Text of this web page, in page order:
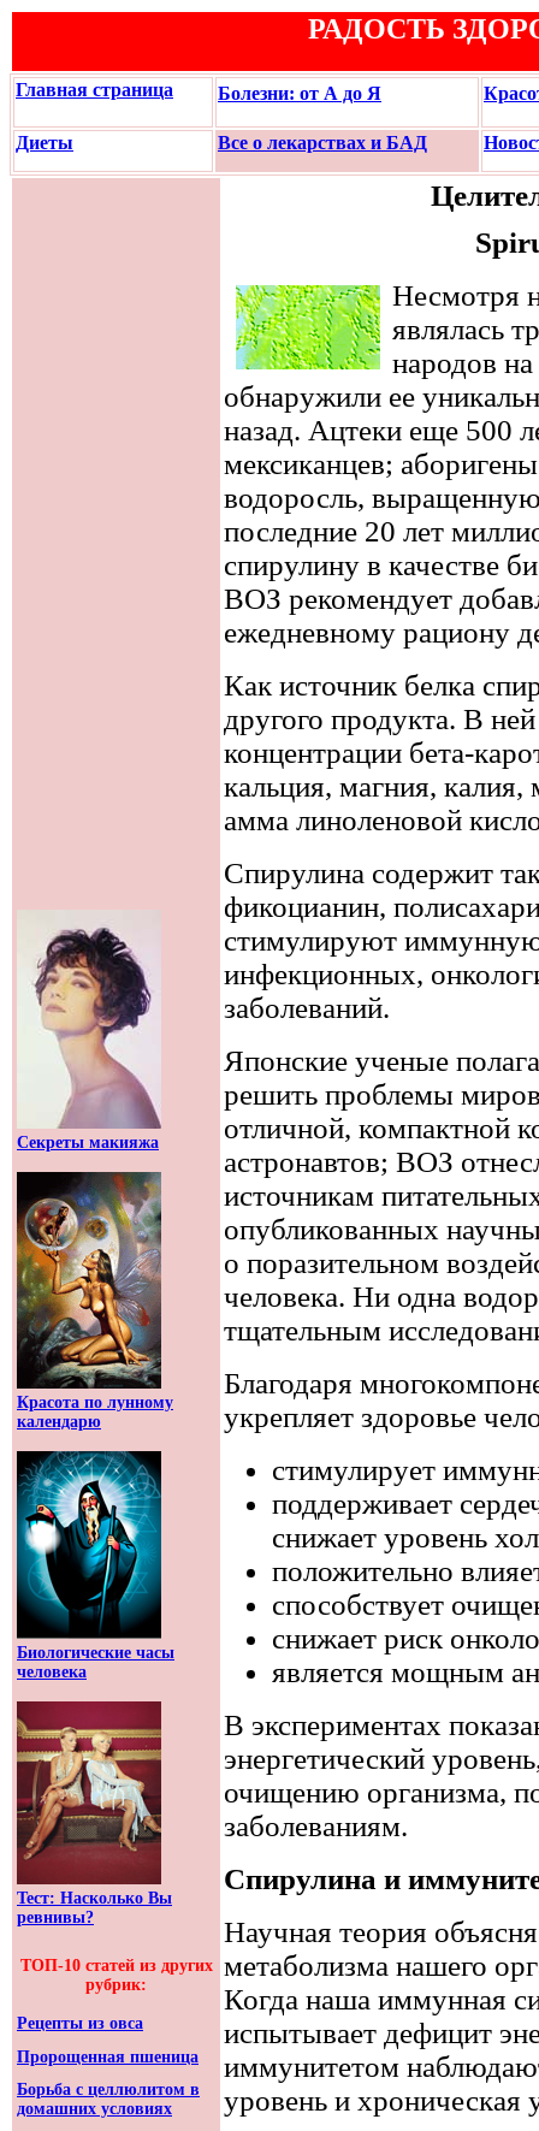
РАДОСТЬ
Главная страница Болезни: от А до Я
Диеты Все о лекарствах и БАД
Секреты макияжа
Красота по лунному
календарю
Биологические часы
человека
Тест: Насколько Вы
ревнивы?
ТОП-10 статей из других
рубрик:
Рецепты из овса
Пророщенная пшеница
Борьба с целлюлитом в
домашних условиях
Несмотря
являлась
народов
обнаружили ее
назад. Ацтеки еще 500
мексиканцев;
водоросль,
последние 20 лет
спирулину в качестве
ВОЗ рекомендует
ежедневному рациону
Как источник белка
другого продукта. В
концентрации бета-
кальция, магния,
амма линоленовой
Спирулина содержит
фикоцианин,
стимулируют
инфекционных,
заболеваний.
Японские ученые
решить проблемы
отличной, компактной
астронавтов; ВОЗ
источникам
опубликованных
о поразительном
человека. Ни одна
тщательным
Благодаря
укрепляет здоровье
стимулирует
поддерживает
снижает уровень
положительно
способствует
снижает риск
является мощным
В экспериментах
энергетический
очищению организма,
заболеваниям.
Спирулина и
Научная теория
метаболизма нашего
Когда наша иммунная
испытывает дефицит
иммунитетом
уровень и хроническая